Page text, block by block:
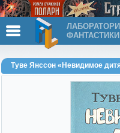
ФАНТАСТИКИ
Туве Янссон «Невидимое